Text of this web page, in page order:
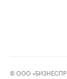
© ООО